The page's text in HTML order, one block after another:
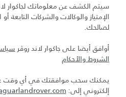
سيتم الكشف عن معلوماتك لجاكوار
الإمتياز والوكالات والشركات التابعة
لصالحك.
أوافق أيضا على جاكوار لاند روڤر
الشروط والأحكام
يمكنك سحب موافقتك في أي وقت
إلكتروني إلى: